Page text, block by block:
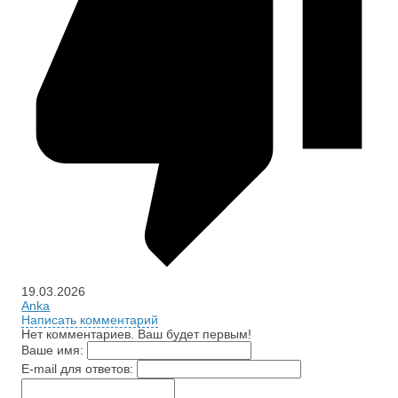
19.03.2026
Anka
Написать комментарий
Нет комментариев. Ваш будет первым!
Ваше имя:
E-mail для ответов: